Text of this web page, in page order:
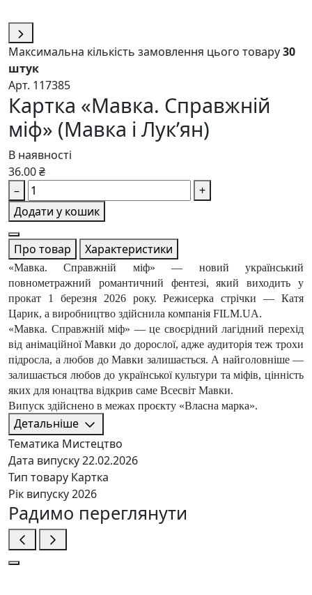
Максимальна кількість замовлення цього товару30
штук
Арт. 117385
Картка «Мавка. Справжній
міф» (Мавка і Лук’ян)
В наявності
36.00 ₴
–
+
Додати у кошик
Про товар Характеристики
«Мавка. Справжній міф» — новий український
повнометражний романтичний фентезі, який виходить у
прокат 1 березня 2026 року. Режисерка стрічки — Катя
Царик, а виробництво здійснила компанія FILM.UA.
«Мавка. Справжній міф» — це своєрідний лагідний перехід
від анімаційної Мавки до дорослої, адже аудиторія теж трохи
підросла, а любов до Мавки залишається. А найголовніше —
залишається любов до української культури та міфів, цінність
яких для юнацтва відкрив саме Всесвіт Мавки.
Випуск здійснено в межах проєкту «Власна марка».
Детальніше
Тематика Мистецтво
Дата випуску22.02.2026
Тип товару Картка
Рік випуску2026
Радимо переглянути